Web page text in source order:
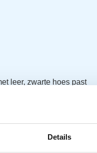
Details
leer, zwarte hoes past